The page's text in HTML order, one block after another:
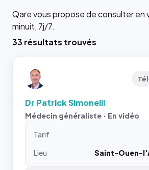
Qare vous propose de consulter en
minuit, 7j/7.
33 résultats trouvés
Dr Patrick Simonelli
Médecin généraliste · En vidéo
Tarif
Lieu
Saint-Ouen-